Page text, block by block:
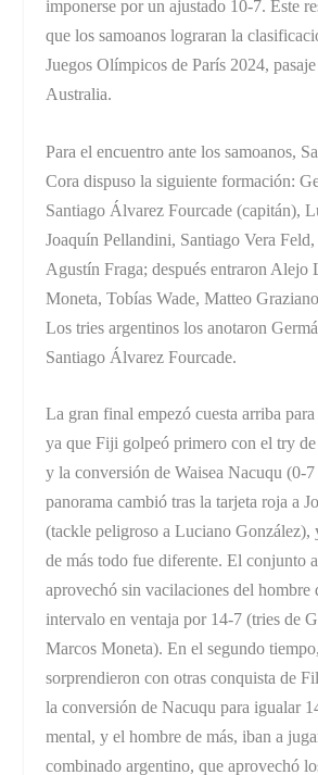
imponerse por un ajustado 10-7. Este
que los samoanos lograran la
Juegos Olímpicos de París 2024,
Australia.
Para el encuentro ante los samoanos,
Cora dispuso la siguiente formación:
Santiago Álvarez Fourcade (capitán),
Joaquín Pellandini, Santiago Vera
Agustín Fraga; después entraron Alejo
Moneta, Tobías Wade, Matteo
Los tries argentinos los anotaron
Santiago Álvarez Fourcade.
La gran final empezó cuesta arriba para
ya que Fiji golpeó primero con el try
y la conversión de Waisea Nacuqu (0-
panorama cambió tras la tarjeta roja a
(tackle peligroso a Luciano González),
de más todo fue diferente. El conjunto
aprovechó sin vacilaciones del hombre
intervalo en ventaja por 14-7 (tries de
Marcos Moneta). En el segundo
sorprendieron con otras conquista de
la conversión de Nacuqu para igualar
mental, y el hombre de más, iban a
combinado argentino, que aprovechó